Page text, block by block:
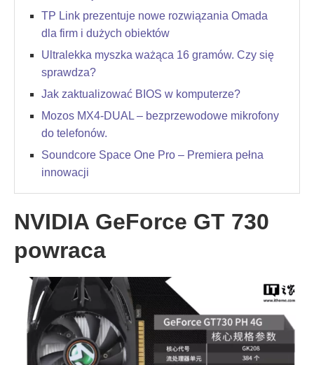
TP Link prezentuje nowe rozwiązania Omada
dla firm i dużych obiektów
Ultralekka myszka ważąca 16 gramów. Czy się
sprawdza?
Jak zaktualizować BIOS w komputerze?
Mozos MX4-DUAL – bezprzewodowe mikrofony
do telefonów.
Soundcore Space One Pro – Premiera pełna
innowacji
NVIDIA GeForce GT 730
powraca